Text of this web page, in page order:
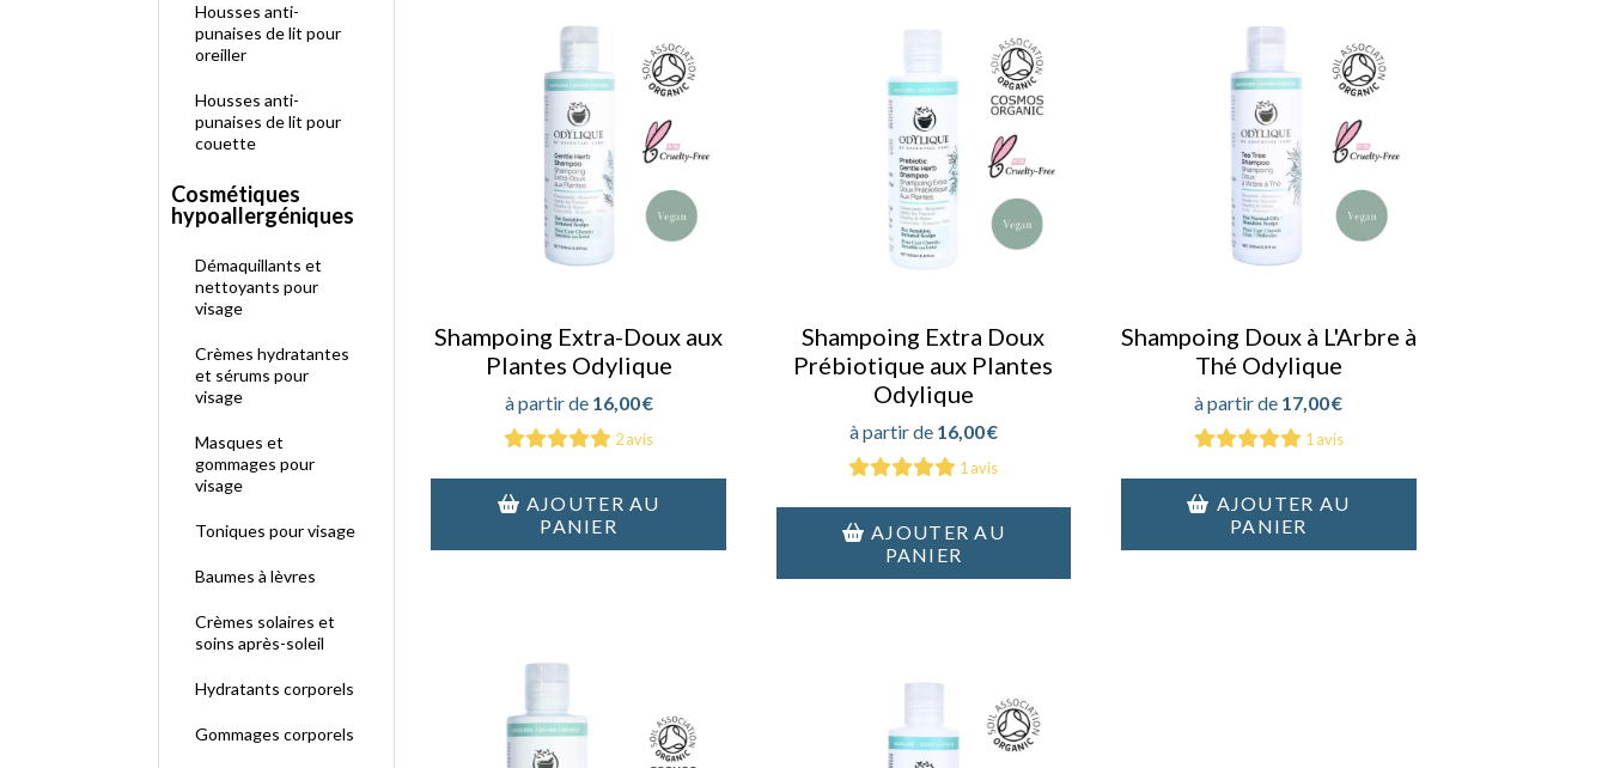
Housses anti-
punaises de lit pour
oreiller
Housses anti-
punaises de lit pour
couette
Cosmétiques
hypoallergéniques
Démaquillants et
nettoyants pour
visage
Crèmes hydratantes
et sérums pour
visage
Masques et
gommages pour
visage
Toniques pour visage
Baumes à lèvres
Crèmes solaires et
soins après-soleil
Hydratants corporels
Gommages corporels
Shampoing Extra-Doux aux
Plantes Odylique
16,00€
2 avis
AJOUTER AU
PANIER
Shampoing Extra Doux
Prébiotique aux Plantes
Odylique
16,00€
1 avis
AJOUTER AU
PANIER
Shampoing Doux à L'Arbre à
Thé Odylique
17,00€
1 avis
AJOUTER AU
PANIER